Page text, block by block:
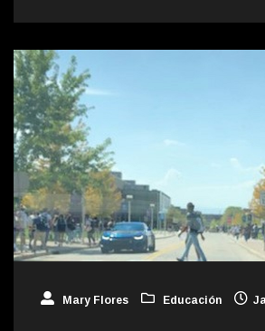
Mary Flores Educación